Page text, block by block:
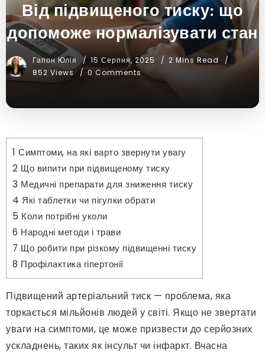
Від підвищеного тиску: що
допоможе нормалізувати стан
Гапон Юлія 15 Серпня, 2025
2 Mins Read
852 Views
0 Comments
1 Симптоми, на які варто звернути увагу
2 Що випити при підвищеному тиску
3 Медичні препарати для зниження тиску
4 Які таблетки чи пігулки обрати
5 Коли потрібні уколи
6 Народні методи і трави
7 Що робити при різкому підвищенні тиску
8 Профілактика гіпертонії
Підвищений артеріальний тиск — проблема, яка
торкається мільйонів людей у світі. Якщо не звертати
уваги на симптоми, це може призвести до серйозних
ускладнень, таких як інсульт чи інфаркт. Вчасна